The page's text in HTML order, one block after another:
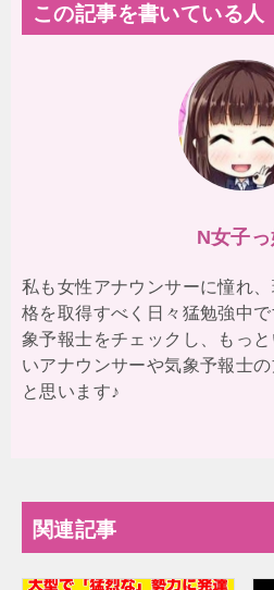
この記事を書いている人
N女子
私も女性アナウンサーに憧れ
格を取得すべく日々猛勉強中
象予報士をチェックし、もっ
いアナウンサーや気象予報士
と思います♪
関連記事